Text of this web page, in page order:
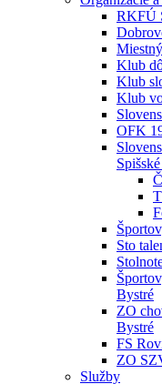
RKFÚ
Klub
Klub
Klub
OFK
Sto
Bystré
ZO
Bystré
FS
ZO
Služby